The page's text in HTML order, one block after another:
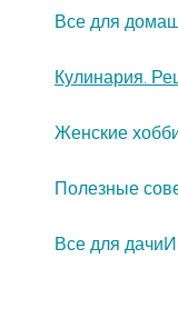
Все для
Кулинария.
Женские
Полезные
Все для дачи